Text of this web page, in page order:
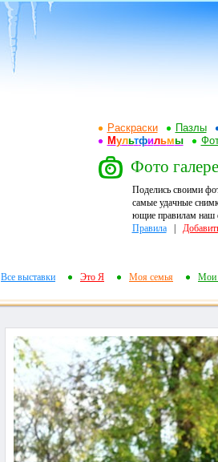
Раскраски
Пазлы
Мультфильмы
Фото
Поделись своими
самые удачные
ющие правилам наш
Правила|
Все выставки Это Я Моя семья Мои